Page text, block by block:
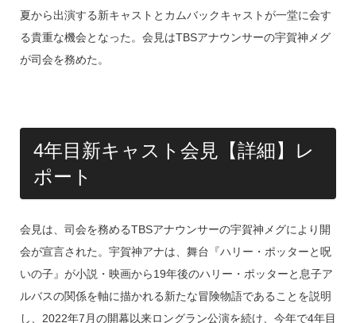
夏から出演する新キャストとカムバックキャストが一堂に会す
る貴重な機会となった。会見はTBSアナウンサーの宇賀神メグ
が司会を務めた。
4年目新キャスト会見【詳細】レ
ポート
会見は、司会を務めるTBSアナウンサーの宇賀神メグにより開
会が宣言された。宇賀神アナは、舞台『ハリー・ポッターと呪
いの子』が小説・映画から19年後のハリー・ポッターと息子ア
ルバスの関係を軸に描かれる新たな冒険物語であることを説明
し、2022年7月の開幕以来ロングラン公演を続け、今年で4年目